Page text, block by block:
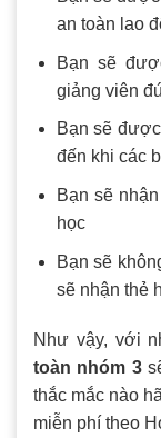
an toàn lao
Bạn sẽ
giảng viên
Bạn sẽ
đến khi các
Bạn sẽ
học
Bạn sẽ
sẽ nhận thẻ
Như vậy, với
toàn nhóm 3
thắc mắc nào
miễn phí theo